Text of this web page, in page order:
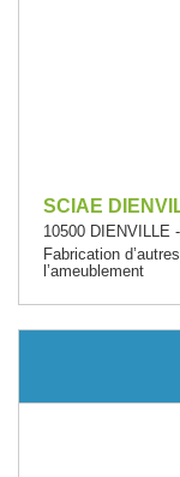
SCIAE
10500 DIENVILLE
Fabrication
l’ameublement